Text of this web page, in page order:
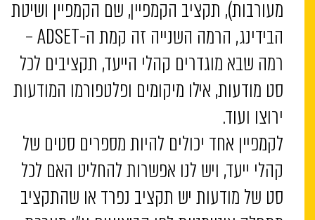
מעורבות), תקציב הקמפיין, שם הקמפיין ושיטת
הבידינג, הרמה השנייה זה קמת ה-ADSET –
רמה שבא מוגדרים קהלי הייעד, תקציבים לכל
סט מודעות, אילו מיקומים ופלטפורמו המודעות
ירוצו ועוד.
לקמפיין אחד יכולים להיות מספרים סטים של
קהלי ייעד, ויש לנו אפשרות להחליט האם לכל
סט של מודעות יש תקציב נפרד או שהתקציב